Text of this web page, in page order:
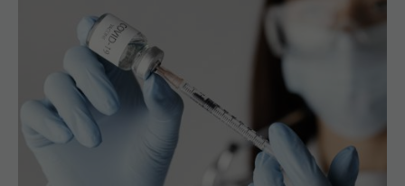
Vaccinul anti-COVID a scăzut incidența AVC-urilor